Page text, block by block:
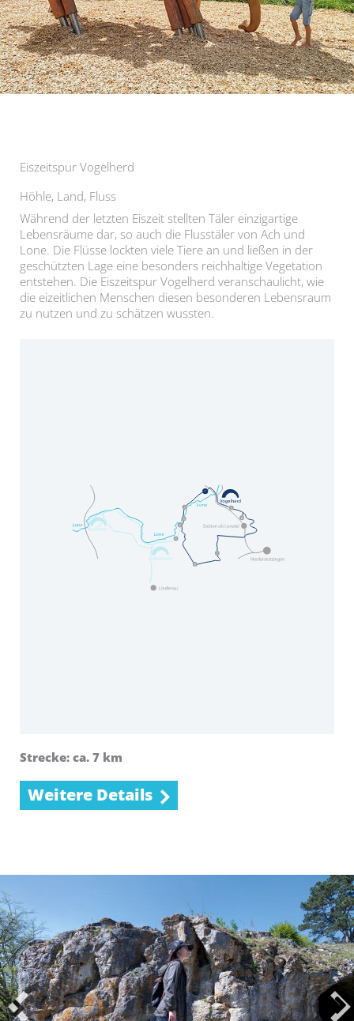
Eiszeitspur Vogelherd
Höhle, Land, Fluss
Während der letzten Eiszeit stellten Täler einzigartige
Lebensräume dar, so auch die Flusstäler von Ach und
Lone. Die Flüsse lockten viele Tiere an und ließen in der
geschützten Lage eine besonders reichhaltige Vegetation
entstehen. Die Eiszeitspur Vogelherd veranschaulicht, wie
die eizeitlichen Menschen diesen besonderen Lebensraum
zu nutzen und zu schätzen wussten.
Strecke: ca. 7 km
Weitere Details